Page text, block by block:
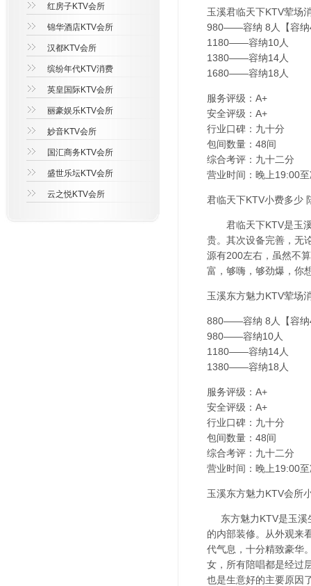
红房子KTV会所
锦华酒店KTV会所
汉都KTV会所
缤纷年代KTV消费
英皇国际KTV会所
丽豪娱乐KTV会所
妙音KTV会所
国汇商务KTV会所
盛世乐坛KTV会所
云之悦KTV会所
玉溪君临天下KTV荤场
980——容纳 8人【容纳
1180——容纳10人
1380——容纳14人
1680——容纳18人
服务评级：A+
安全评级：A+
行业口碑：九十分
包间数量：48间
综合考评：九十二分
营业时间：晚上19:00
君临天下KTV小费多少
君临天下KTV是玉溪
贵。其次设备完善，无
源有200左右，虽然不
富，够嗨，够劲爆，你
玉溪东方魅力KTV荤场
880——容纳 8人【容纳
980——容纳10人
1180——容纳14人
1380——容纳18人
服务评级：A+
安全评级：A+
行业口碑：九十分
包间数量：48间
综合考评：九十二分
营业时间：晚上19:00
玉溪东方魅力KTV会所
东方魅力KTV是玉溪
的内部装修。从外观来
代气息，十分精致豪华
女，所有陪唱都是经过
也是生意好的主要原因